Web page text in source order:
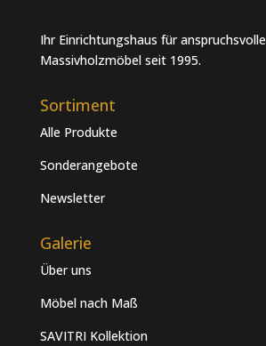
Ihr Einrichtungshaus für anspruchsvolle
Massivholzmöbel seit 1995.
Sortiment
Alle Produkte
Sonderangebote
Newsletter
Galerie
Über uns
Möbel nach Maß
SAVITRI Kollektion